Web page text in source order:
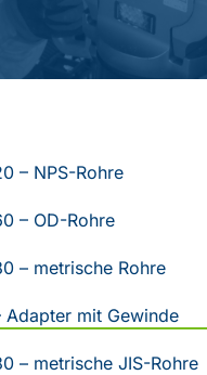
– NPS-Rohre
– OD-Rohre
– metrische Rohre
Adapter mit Gewinde
– metrische JIS-Rohre